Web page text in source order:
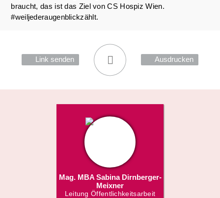
braucht, das ist das Ziel von CS Hospiz Wien.
#weiljederaugenblickzählt.
Link senden Ausdrucken
Mag. MBA Sabina Dirnberger-
Meixner
Leitung Öffentlichkeitsarbeit